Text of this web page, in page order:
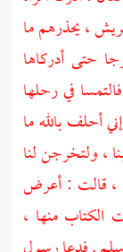
، يحذرهم ما
حتى أدركاها
في رحلها
أحلف بالله ما
، ولتخرجن لنا
، قالت : أعرض
منها ،